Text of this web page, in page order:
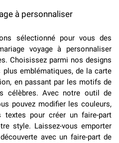
à personnaliser
sélectionné pour vous des
voyage à personnaliser
Choisissez parmi nos designs
emblématiques, de la carte
en passant par les motifs de
célèbres. Avec notre outil de
pouvez modifier les couleurs,
pour créer un faire-part
style. Laissez-vous emporter
avec un faire-part de